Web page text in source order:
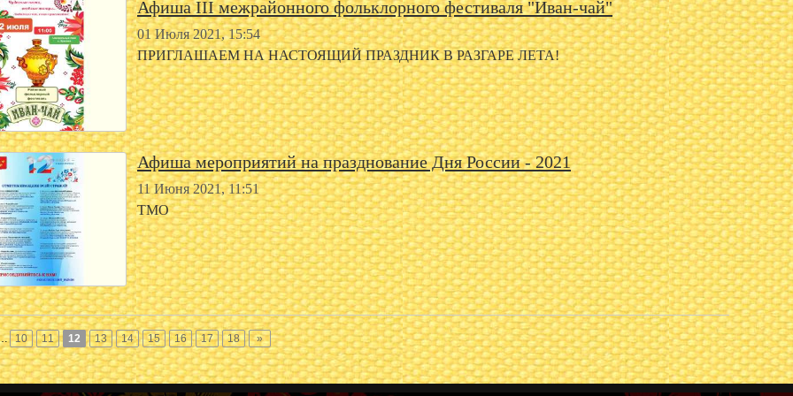
Афиша III межрайонного фольклорного фестиваля "Иван-чай"
01 Июля 2021, 15:54
ПРИГЛАШАЕМ НА НАСТОЯЩИЙ ПРАЗДНИК В РАЗГАРЕ ЛЕТА!
Афиша мероприятий на празднование Дня России - 2021
11 Июня 2021, 11:51
ТМО
10 11 12 13 14 15 16 17 18 »